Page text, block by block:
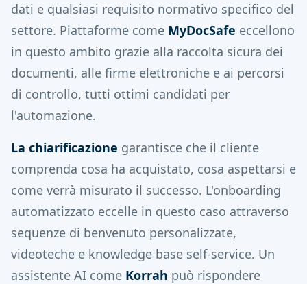
dati e qualsiasi requisito normativo specifico del
settore. Piattaforme come MyDocSafe eccellono
in questo ambito grazie alla raccolta sicura dei
documenti, alle firme elettroniche e ai percorsi
di controllo, tutti ottimi candidati per
l'automazione.
La chiarificazione garantisce che il cliente
comprenda cosa ha acquistato, cosa aspettarsi e
come verrà misurato il successo. L'onboarding
automatizzato eccelle in questo caso attraverso
sequenze di benvenuto personalizzate,
videoteche e knowledge base self-service. Un
assistente AI come Korrah può rispondere